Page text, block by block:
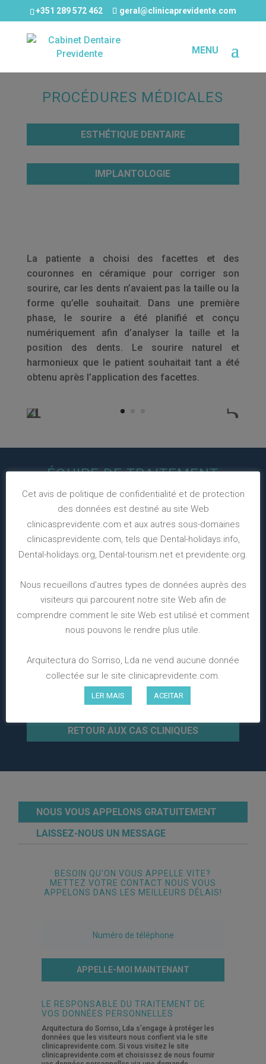
+351 289 572 462 geral@clinicaprevidente.com
PROCÉDURES MÉDICALES
ESTHÉTIQUE DENTAIRE
IMPLANTOLOGIE
La patiente a choisi des facettes et des
couronnes en céramique pour corriger son
sourire, car les dents n’avaient pas la taille ou la
forme qu’elle souhaitait. Dans une première
phase, le sourire a été planifié et conçu
numériquement afin d’analyser la taille et la
position des dents. Le sourire naturel et
harmonieux que le patient souhaitait tant a été
obtenu après l’application des facettes.
ÉQUIPE DE TRAITEMENT
RETOUR AUX CAS CLINIQUES
NOUS VOUS APPELONS GRATUITEMENT
LAISSEZ-NOUS UN MESSAGE
BESOIN QU'ON VOUS APPELLE VITE?
METTEZ VOTRE CONTACT NOUS VOUS
APPELONS DANS LES MEILLEURS DÉLAIS!
APPELLE-MOI MAINTENANT
LE RESPONSABLE DU TRAITEMENT DE
VOS DONNÉES PERSONNELLES
Arquitectura do Sorriso, Lda s'engage à protéger les
données que les visiteurs nous confient via le site
clinicaprevidente.com. Si vous visitez le site
clinicaprevidente.com et choisissez de nous fournir
Cet avis de politique de confidentialité et de protection
des données est destiné au site Web
clinicasprevidente.com et aux autres sous-domaines
clinicasprevidente.com, tels que Dental-holidays.info,
Dental-holidays.org, Dental-tourism.net et previdente.org.
Nous recueillons d'autres types de données auprès des
visiteurs qui parcourent notre site Web afin de
comprendre comment le site Web est utilisé et comment
nous pouvons le rendre plus utile.
Arquitectura do Sorriso, Lda ne vend aucune donnée
collectée sur le site clinicaprevidente.com.
LER MAIS ACEITAR